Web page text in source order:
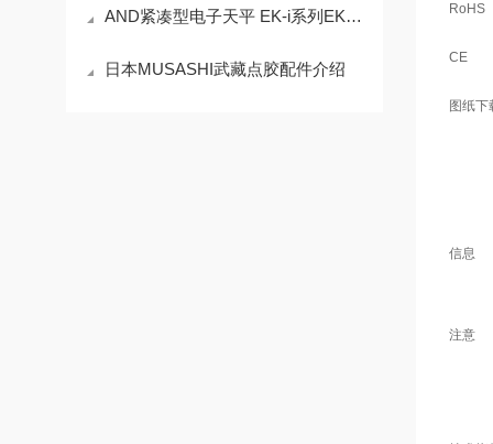
AND紧凑型电子天平 EK-i系列EK-410i技术参数
日本MUSASHI武藏点胶配件介绍
RoHS
CE
图纸下
信息
注意